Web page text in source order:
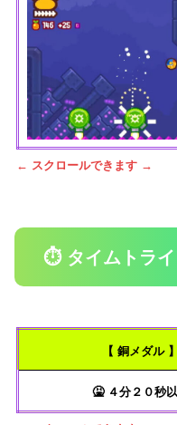
← スクロールできます →
⏱ タイムトラ
【 銅メダル 】
🤮 ４分２０秒